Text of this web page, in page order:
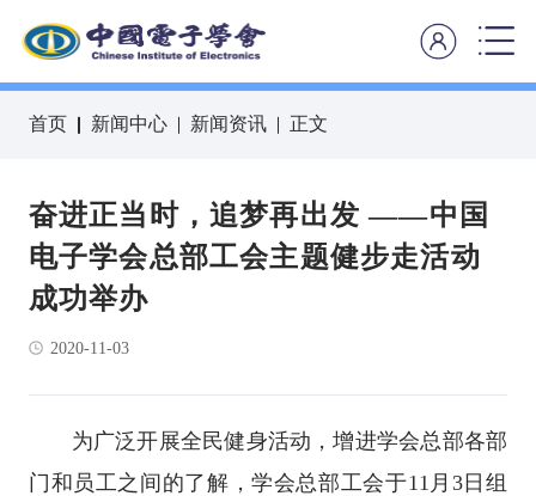
首页 新闻中心 新闻资讯 正文
奋进正当时，追梦再出发 ——中国
电子学会总部工会主题健步走活动
成功举办
2020-11-03
为广泛开展全民健身活动，增进学会总部各部
门和员工之间的了解，学会总部工会于11月3日组